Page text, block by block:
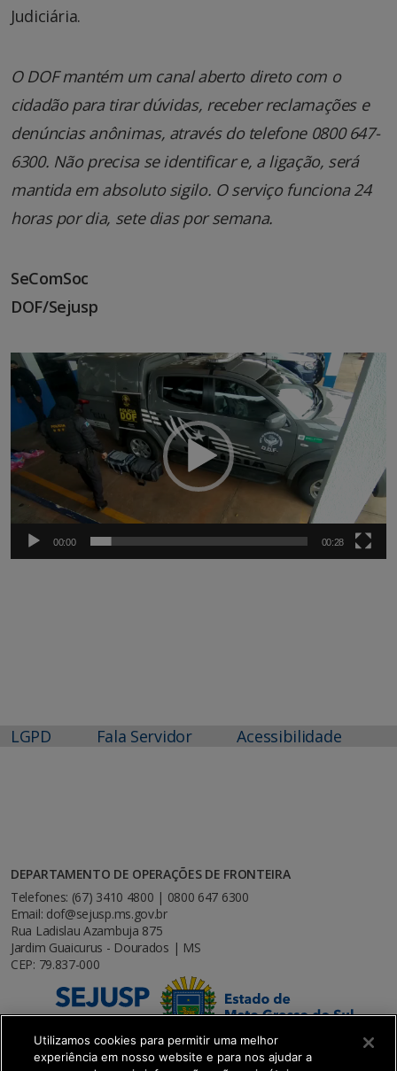
Judiciária.
O DOF mantém um canal aberto direto com o
cidadão para tirar dúvidas, receber reclamações e
denúncias anônimas, através do telefone 0800 647-
6300. Não precisa se identificar e, a ligação, será
mantida em absoluto sigilo. O serviço funciona 24
horas por dia, sete dias por semana.
SeComSoc
DOF/Sejusp
Tocador
de
vídeo
00:00 00:28
LGPD Fala Servidor Acessibilidade
DEPARTAMENTO DE OPERAÇÕES DE FRONTEIRA
Telefones: (67) 3410 4800 | 0800 647 6300
Email: dof@sejusp.ms.gov.br
Rua Ladislau Azambuja 875
Jardim Guaicurus - Dourados | MS
CEP: 79.837-000
Utilizamos cookies para permitir uma melhor
experiência em nosso website e para nos ajudar a